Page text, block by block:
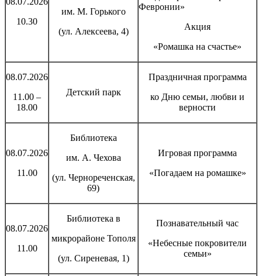
10.30
им. М. Горького
(ул. Алексеева, 4)
Февронии»
Акция
«Ромашка на счастье»
08.07.2026
11.00 –
18.00
Детский парк
Праздничная программа
ко Дню семьи, любви и
верности
08.07.2026
11.00
Библиотека
им. А. Чехова
(ул. Чернореченская,
69)
Игровая программа
«Погадаем на ромашке»
08.07.2026
11.00
Библиотека в
микрорайоне Тополя
(ул. Сиреневая, 1)
Познавательный час
«Небесные покровители
семьи»